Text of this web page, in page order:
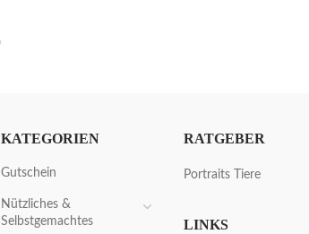
KATEGORIEN
Gutschein
Nützliches &
Selbstgemachtes
RATGEBER
Portraits Tiere
LINKS